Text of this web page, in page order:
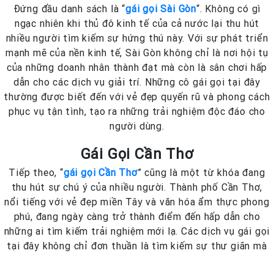
Đứng đầu danh sách là “gái gọi Sài Gòn“. Không có gì
ngạc nhiên khi thủ đô kinh tế của cả nước lại thu hút
nhiều người tìm kiếm sự hứng thú này. Với sự phát triển
mạnh mẽ của nền kinh tế, Sài Gòn không chỉ là nơi hội tụ
của những doanh nhân thành đạt mà còn là sân chơi hấp
dẫn cho các dịch vụ giải trí. Những cô gái gọi tại đây
thường được biết đến với vẻ đẹp quyến rũ và phong cách
phục vụ tận tình, tạo ra những trải nghiệm độc đáo cho
người dùng.
Gái Gọi Cần Thơ
Tiếp theo, “gái gọi Cần Thơ” cũng là một từ khóa đang
thu hút sự chú ý của nhiều người. Thành phố Cần Thơ,
nổi tiếng với vẻ đẹp miền Tây và văn hóa ẩm thực phong
phú, đang ngày càng trở thành điểm đến hấp dẫn cho
những ai tìm kiếm trải nghiệm mới lạ. Các dịch vụ gái gọi
tại đây không chỉ đơn thuần là tìm kiếm sự thư giãn mà